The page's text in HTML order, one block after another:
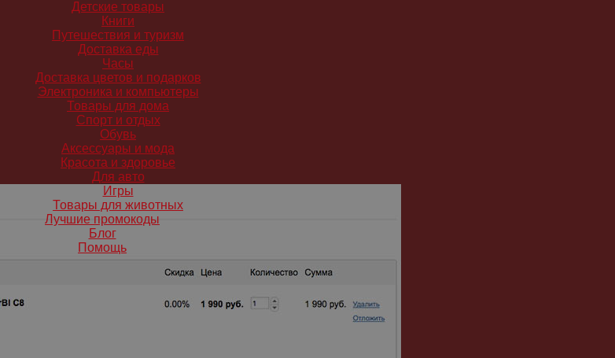
Детские товары
Книги
Путешествия и туризм
Доставка еды
Часы
Доставка цветов и подарков
Электроника и компьютеры
Товары для дома
Спорт и отдых
Обувь
Аксессуары и мода
Красота и здоровье
Для авто
Игры
Товары для животных
Лучшие промокоды
Блог
Помощь